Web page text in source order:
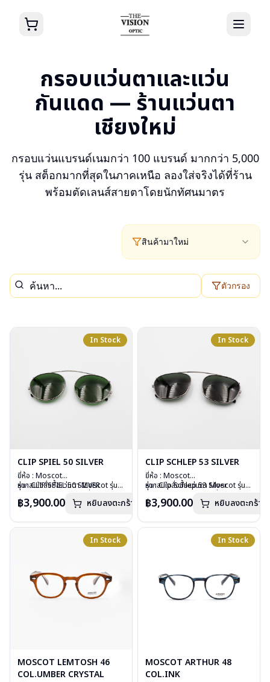
กรอบแว่นตาและแว่น
กันแดด — ร้านแว่นตา
เชียงใหม่
กรอบแว่นแบรนด์เนมกว่า 100 แบรนด์ มากกว่า 5,000
รุ่น สต็อกมากที่สุดในภาคเหนือ ลองใส่จริงได้ที่ร้าน
พร้อมตัดเลนส์สายตาโดยนักทัศนมาตร
สินค้ามาใหม่
ตัวกรอง
In Stock
CLIP SPIEL 50 SILVER
ยี่ห้อ : Moscot
รุ่น : CLIP SPIEL 50 SILVER
เลนส์ : กันแดดสีเขียว G-15 Lenses
อุปกรณ์ : ซองหนัง
หากสนใจสั่งชื้อแว่นตา Moscot รุ่น
กรุณาติดต่อเราคลิก
฿3,900.00 หยิบลงตะกร้า
In Stock
CLIP SCHLEP 53 SILVER
ยี่ห้อ : Moscot
รุ่น : Clip Schlep 53 Silver
เลนส์ : กันแดดสีเขียว
อุปกรณ์ : ซองหนัง
หากสนใจสั่งชื้อแว่นตา Moscot รุ่น
กรุณาติดต่อเราคลิก
฿3,900.00 หยิบลงตะกร้า
In Stock
MOSCOT LEMTOSH 46
COL.UMBER CRYSTAL
In Stock
MOSCOT ARTHUR 48
COL.INK